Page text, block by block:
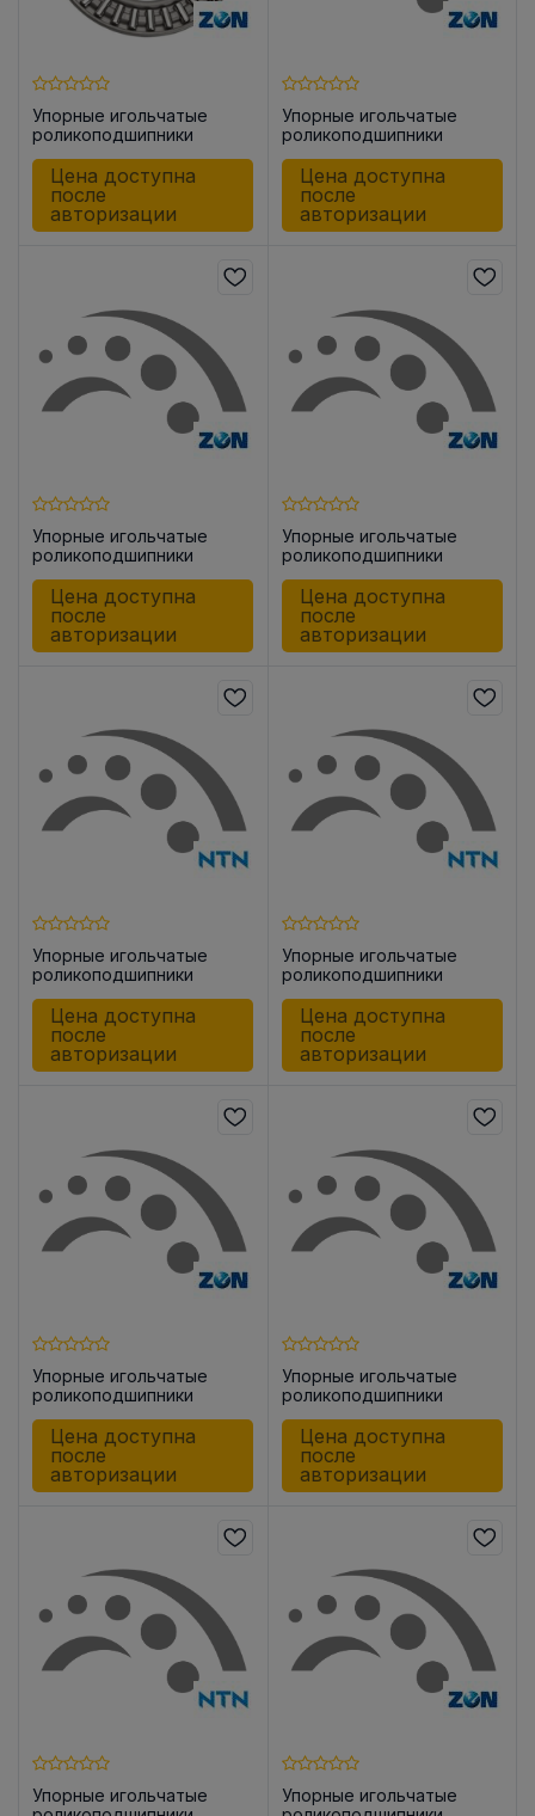
Упорные игольчатые
роликоподшипники
Цена доступна
после
авторизации
Упорные игольчатые
роликоподшипники
Цена доступна
после
авторизации
Упорные игольчатые
роликоподшипники
Цена доступна
после
авторизации
Упорные игольчатые
роликоподшипники
Цена доступна
после
авторизации
Упорные игольчатые
роликоподшипники
Цена доступна
после
авторизации
Упорные игольчатые
роликоподшипники
Цена доступна
после
авторизации
Упорные игольчатые
роликоподшипники
Цена доступна
после
авторизации
Упорные игольчатые
роликоподшипники
Цена доступна
после
авторизации
Упорные игольчатые
Упорные игольчатые